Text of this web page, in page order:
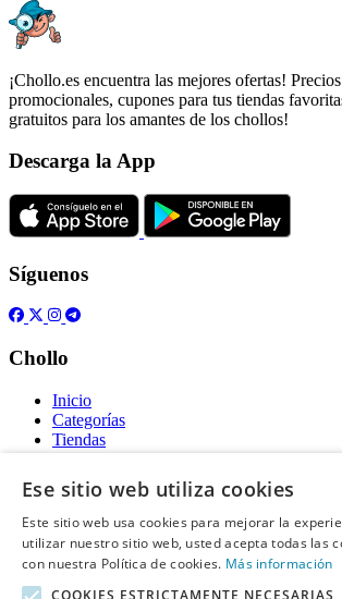
¡Chollo.es encuentra las mejores ofertas!
promocionales, cupones para tus tiendas
gratuitos para los amantes de los chollos!
Descarga la App
Síguenos
Chollo
Inicio
Categorías
Tiendas
Gratis
Acerca de
Sobre nosotros
Contacto
Ese sitio web utiliza cookies
Este sitio web usa cookies para mejorar la
utilizar nuestro sitio web, usted acepta todas las
con nuestra Política de cookies. Más información
COOKIES ESTRICTAMENTE NECESARIAS